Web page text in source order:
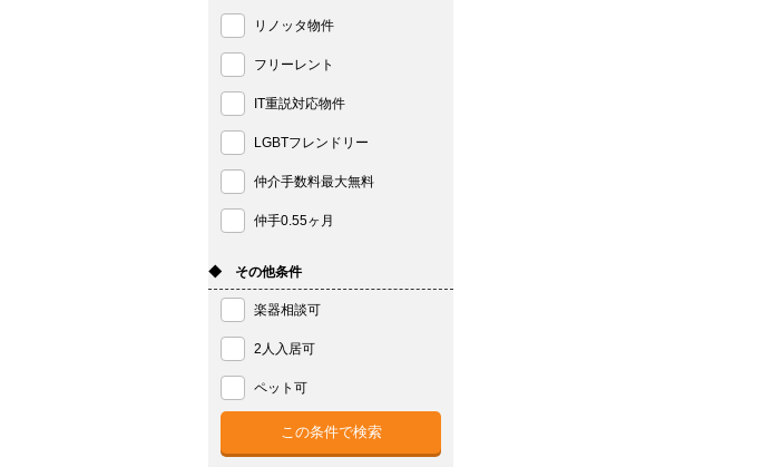
リノッタ物件
フリーレント
IT重説対応物件
LGBTフレンドリー
仲介手数料最大無料
仲手0.55ヶ月
◆ その他条件
楽器相談可
2人入居可
ペット可